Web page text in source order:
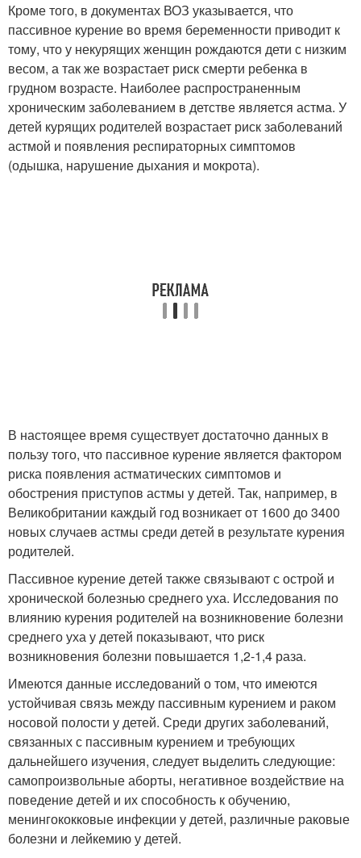
Кроме того, в документах ВОЗ указывается, что
пассивное курение во время беременности приводит к
тому, что у некурящих женщин рождаются дети с низким
весом, а так же возрастает риск смерти ребенка в
грудном возрасте. Наиболее распространенным
хроническим заболеванием в детстве является астма. У
детей курящих родителей возрастает риск заболеваний
астмой и появления респираторных симптомов
(одышка, нарушение дыхания и мокрота).
В настоящее время существует достаточно данных в
пользу того, что пассивное курение является фактором
риска появления астматических симптомов и
обострения приступов астмы у детей. Так, например, в
Великобритании каждый год возникает от 1600 до 3400
новых случаев астмы среди детей в результате курения
родителей.
Пассивное курение детей также связывают с острой и
хронической болезнью среднего уха. Исследования по
влиянию курения родителей на возникновение болезни
среднего уха у детей показывают, что риск
возникновения болезни повышается 1,2-1,4 раза.
Имеются данные исследований о том, что имеются
устойчивая связь между пассивным курением и раком
носовой полости у детей. Среди других заболеваний,
связанных с пассивным курением и требующих
дальнейшего изучения, следует выделить следующие:
самопроизвольные аборты, негативное воздействие на
поведение детей и их способность к обучению,
менингококковые инфекции у детей, различные раковые
болезни и лейкемию у детей.